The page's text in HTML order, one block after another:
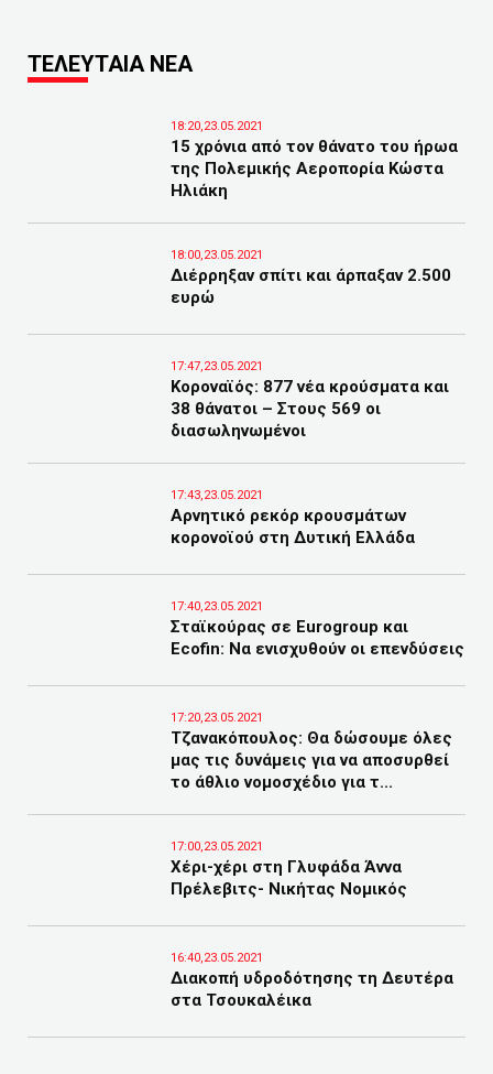
ΤΕΛΕΥΤΑΙΑ ΝΕΑ
18:20,23.05.2021
15 χρόνια από τον θάνατο του ήρωα
της Πολεμικής Αεροπορία Κώστα
Ηλιάκη
18:00,23.05.2021
Διέρρηξαν σπίτι και άρπαξαν 2.500
ευρώ
17:47,23.05.2021
Κοροναϊός: 877 νέα κρούσματα και
38 θάνατοι – Στους 569 οι
διασωληνωμένοι
17:43,23.05.2021
Αρνητικό ρεκόρ κρουσμάτων
κορονοϊού στη Δυτική Ελλάδα
17:40,23.05.2021
Σταϊκούρας σε Eurogroup και
Ecofin: Να ενισχυθούν οι επενδύσεις
17:20,23.05.2021
Τζανακόπουλος: Θα δώσουμε όλες
μας τις δυνάμεις για να αποσυρθεί
το άθλιο νομοσχέδιο για τ...
17:00,23.05.2021
Χέρι-χέρι στη Γλυφάδα Άννα
Πρέλεβιτς- Νικήτας Νομικός
16:40,23.05.2021
Διακοπή υδροδότησης τη Δευτέρα
στα Τσουκαλέικα